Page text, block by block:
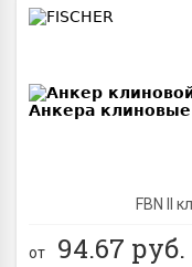
FBN II
от 94.67 руб.